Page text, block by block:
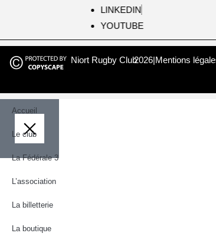
LINKEDIN
YOUTUBE
Niort Rugby Club2026|Mentions
Accueil
Le club
La Fédérale 3
L’association
La billetterie
La boutique